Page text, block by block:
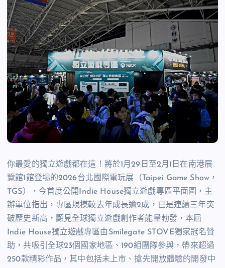
你最愛的獨立遊戲都在這！將於1月29日至2月1日在南港展
覽館1館登場的2026台北國際電玩展（Taipei Game Show，
TGS），今首度公開Indie House獨立遊戲專區平面圖，主
辦單位指出，專區規模較去年成長逾2成，已是連續三年突
破歷史新高，顯見全球獨立遊戲創作者能量勃發，本屆
Indie House獨立遊戲專區由Smilegate STOVE獨家冠名贊
助，共吸引全球23個國家地區、190組團隊參與，帶來超過
250款精彩作品，其中包括未上市、搶先開放體驗的開發中